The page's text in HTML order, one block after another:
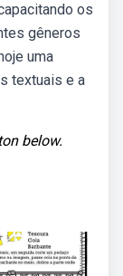
os
gêneros
uma
textuais e a
below.